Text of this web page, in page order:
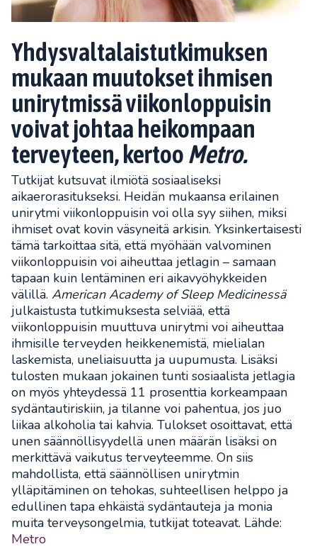
Yhdysvaltalaistutkimuksen
mukaan muutokset ihmisen
unirytmissä viikonloppuisin
voivat johtaa heikompaan
terveyteen, kertooMetro.
Tutkijat kutsuvat ilmiötä sosiaaliseksi
aikaerorasitukseksi. Heidän mukaansa erilainen
unirytmi viikonloppuisin voi olla syy siihen, miksi
ihmiset ovat kovin väsyneitä arkisin. Yksinkertaisesti
tämä tarkoittaa sitä, että myöhään valvominen
viikonloppuisin voi aiheuttaa jetlagin – samaan
tapaan kuin lentäminen eri aikavyöhykkeiden
välillä. American Academy of Sleep Medicinessä
julkaistusta tutkimuksesta selviää, että
viikonloppuisin muuttuva unirytmi voi aiheuttaa
ihmisille terveyden heikkenemistä, mielialan
laskemista, uneliaisuutta ja uupumusta. Lisäksi
tulosten mukaan jokainen tunti sosiaalista jetlagia
on myös yhteydessä 11 prosenttia korkeampaan
sydäntautiriskiin, ja tilanne voi pahentua, jos juo
liikaa alkoholia tai kahvia. Tulokset osoittavat, että
unen säännöllisyydellä unen määrän lisäksi on
merkittävä vaikutus terveyteemme. On siis
mahdollista, että säännöllisen unirytmin
ylläpitäminen on tehokas, suhteellisen helppo ja
edullinen tapa ehkäistä sydäntauteja ja monia
muita terveysongelmia, tutkijat toteavat. Lähde:
Metro